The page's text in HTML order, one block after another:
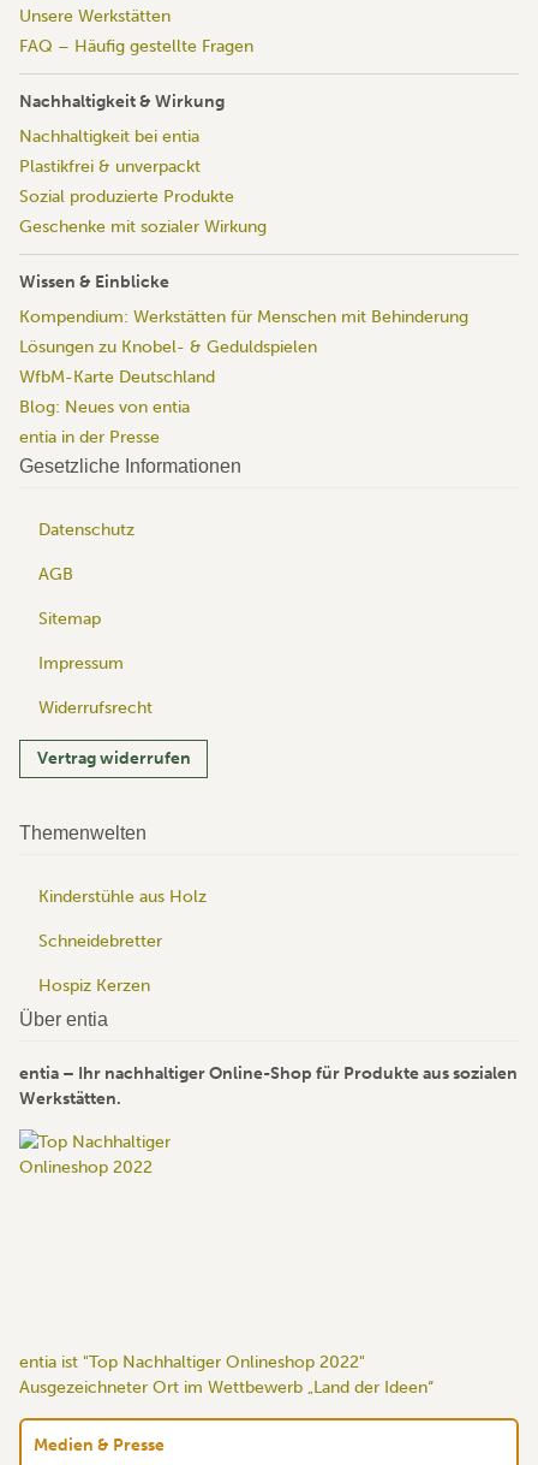
Unsere Werkstätten
FAQ – Häufig gestellte Fragen
Nachhaltigkeit & Wirkung
Nachhaltigkeit bei entia
Plastikfrei & unverpackt
Sozial produzierte Produkte
Geschenke mit sozialer Wirkung
Wissen & Einblicke
Kompendium: Werkstätten für Menschen mit Behinderung
Lösungen zu Knobel- & Geduldspielen
WfbM-Karte Deutschland
Blog: Neues von entia
entia in der Presse
Gesetzliche Informationen
Datenschutz
AGB
Sitemap
Impressum
Widerrufsrecht
Vertrag widerrufen
Themenwelten
Kinderstühle aus Holz
Schneidebretter
Hospiz Kerzen
Über entia
entia – Ihr nachhaltiger Online-Shop für Produkte aus sozialen
Werkstätten.
entia ist "Top Nachhaltiger Onlineshop 2022"
Ausgezeichneter Ort im Wettbewerb „Land der Ideen“
Medien & Presse